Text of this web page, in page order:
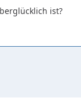
ist?